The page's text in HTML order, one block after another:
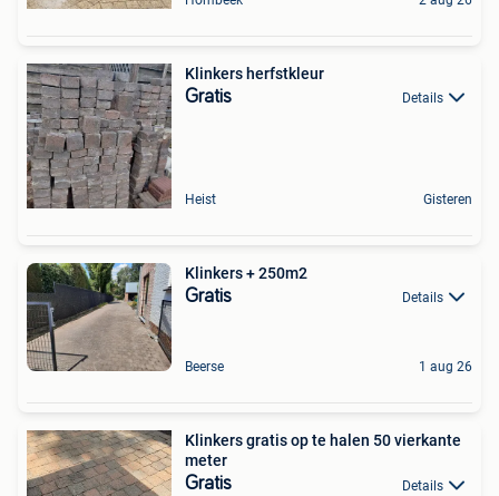
Klinkers herfstkleur
Gratis Details
Heist Gisteren
Klinkers + 250m2
Gratis Details
Beerse 1 aug 26
Klinkers gratis op te halen 50 vierkante
meter
Gratis Details